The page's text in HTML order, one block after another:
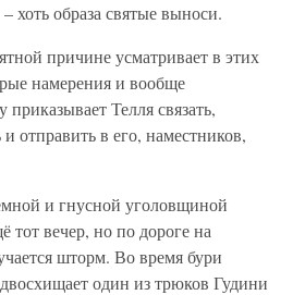
хоть образа святые выноси.
причине усматривает в этих
намерения и вообще
Телля связать,
и отправить в его, наместников,
и гнусной уголовщиной
тот вечер, но по дороге на
шторм. Во время бури
один из трюков Гудини